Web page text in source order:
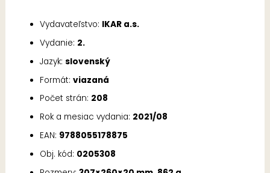
Vydavateľstvo: IKAR a.s.
Vydanie: 2.
Jazyk:slovenský
Formát:viazaná
Počet strán: 208
Rok a mesiac vydania: 2021/08
EAN: 9788055178875
Obj. kód: 0205308